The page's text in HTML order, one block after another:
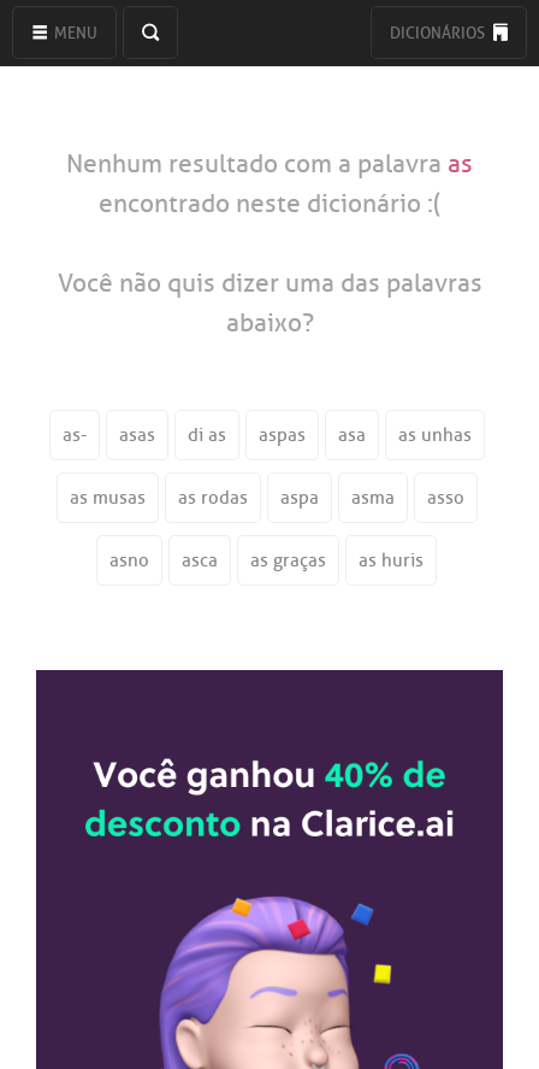
MENU DICIONÁRIOS
Nenhum resultado com a palavra as
encontrado neste dicionário :(
Você não quis dizer uma das palavras
abaixo?
as- asas di as aspas asa as unhas
as musas as rodas aspa asma asso
asno asca as graças as huris